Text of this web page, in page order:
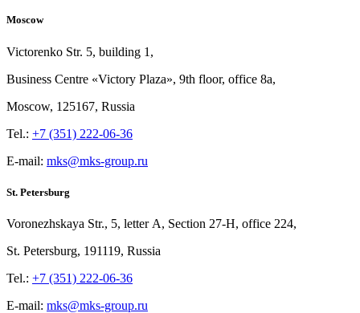
Moscow
Victorenko Str. 5, building 1,
Business Centre «Victory Plaza», 9th floor, office 8a,
Moscow, 125167, Russia
Tel.: +7 (351) 222-06-36
E-mail: mks@mks-group.ru
St. Petersburg
Voronezhskaya Str., 5, letter A, Section 27-Н, office 224,
St. Petersburg, 191119, Russia
Tel.: +7 (351) 222-06-36
E-mail: mks@mks-group.ru